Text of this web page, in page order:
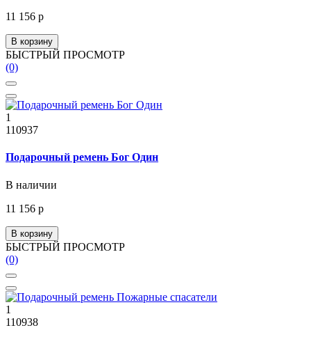
11 156 р
В корзину
БЫСТРЫЙ ПРОСМОТР
(0)
1
110937
Подарочный ремень Бог Один
В наличии
11 156 р
В корзину
БЫСТРЫЙ ПРОСМОТР
(0)
1
110938